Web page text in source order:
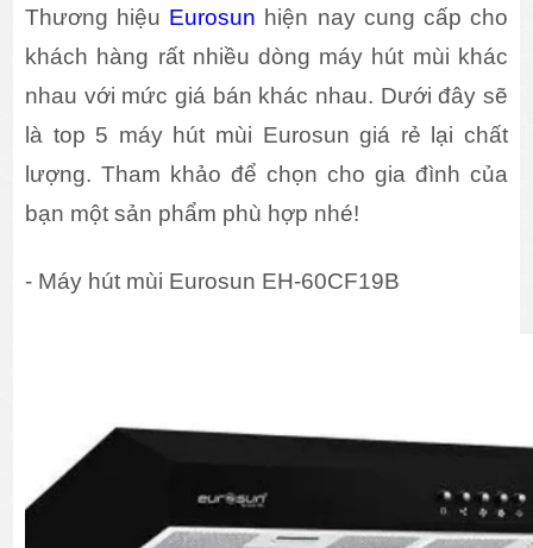
Thương hiệu Eurosun hiện nay cung cấp cho
khách hàng rất nhiều dòng máy hút mùi khác
nhau với mức giá bán khác nhau. Dưới đây sẽ
là top 5 máy hút mùi Eurosun giá rẻ lại chất
lượng. Tham khảo để chọn cho gia đình của
bạn một sản phẩm phù hợp nhé!
- Máy hút mùi Eurosun EH-60CF19B